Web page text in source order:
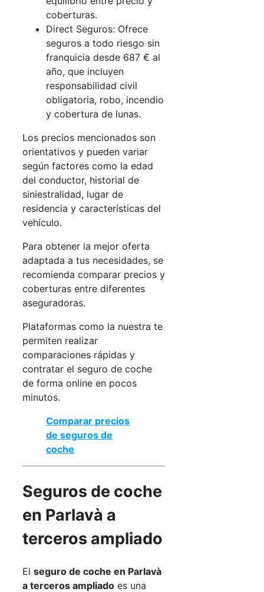
coberturas.
Direct Seguros: Ofrece
seguros a todo riesgo sin
franquicia desde 687 € al
año, que incluyen
responsabilidad civil
obligatoria, robo, incendio
y cobertura de lunas.
Los precios mencionados son
orientativos y pueden variar
según factores como la edad
del conductor, historial de
siniestralidad, lugar de
residencia y características del
vehículo.
Para obtener la mejor oferta
adaptada a tus necesidades, se
recomienda comparar precios y
coberturas entre diferentes
aseguradoras.
Plataformas como la nuestra te
permiten realizar
comparaciones rápidas y
contratar el seguro de coche
de forma online en pocos
minutos.
Comparar precios
de seguros de
coche
Seguros de coche
en Parlavà a
terceros ampliado
El seguro de coche en Parlavà
a terceros ampliado es una